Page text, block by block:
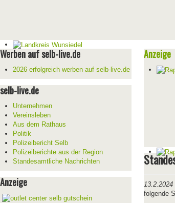
Werben auf selb-live.de
2026 erfolgreich werben auf selb-live.de
selb-live.de
Unternehmen
Vereinsleben
Aus dem Rathaus
Politik
Polizeibericht Selb
Polizeiberichte aus der Region
Standesamtliche Nachrichten
Anzeige
Anzeige
13.2.2024
folgende